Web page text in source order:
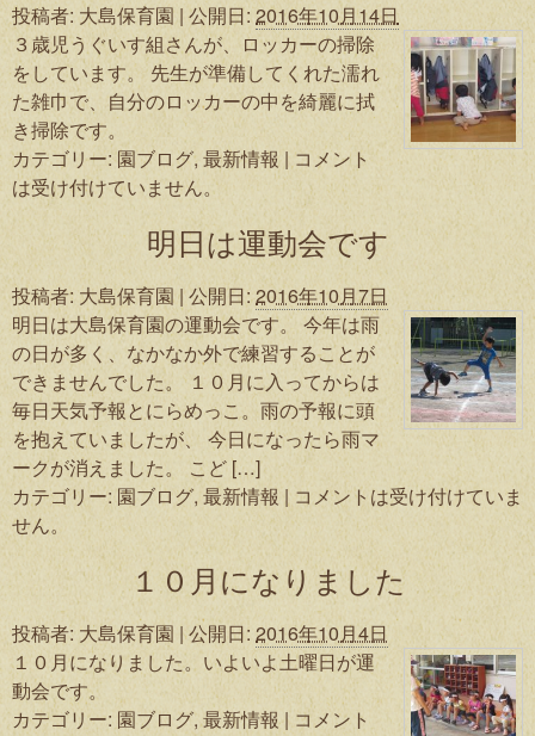
投稿者: 大島保育園 | 公開日:2016年10月14日
３歳児うぐいす組さんが、ロッカーの掃除
をしています。 先生が準備してくれた濡れ
た雑巾で、自分のロッカーの中を綺麗に拭
き掃除です。
カテゴリー:園ブログ, 最新情報 | コメント
は受け付けていません。
明日は運動会です
投稿者:大島保育園|公開日:2016年10月7日
明日は大島保育園の運動会です。 今年は雨
の日が多く、なかなか外で練習することが
できませんでした。 １０月に入ってからは
毎日天気予報とにらめっこ。雨の予報に頭
を抱えていましたが、 今日になったら雨マ
ークが消えました。 こど […]
カテゴリー:園ブログ, 最新情報 | コメントは受け付けていま
せん。
１０月になりました
投稿者: 大島保育園 |公開日: 2016年10月4日
１０月になりました。いよいよ土曜日が運
動会です。
カテゴリー: 園ブログ,最新情報 | コメント